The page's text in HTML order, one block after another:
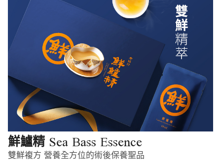
鮮鱸精 Sea Bass Essence
雙鮮複方 營養全方位的術後保養聖品